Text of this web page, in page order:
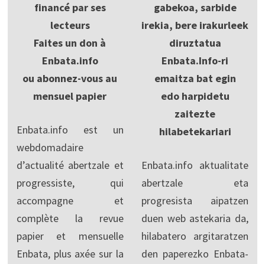
financé par ses
lecteurs
Faites un don à
Enbata.info
ou abonnez-vous au
mensuel papier
Enbata.info est un
webdomadaire
d’actualité abertzale et
progressiste, qui
accompagne et
complète la revue
papier et mensuelle
Enbata, plus axée sur la
gabekoa, sarbide
irekia, bere irakurleek
diruztatua
Enbata.Info-ri
emaitza bat egin
edo harpidetu
zaitezte
hilabetekariari
Enbata.info aktualitate
abertzale eta
progresista aipatzen
duen web astekaria da,
hilabatero argitaratzen
den paperezko Enbata-